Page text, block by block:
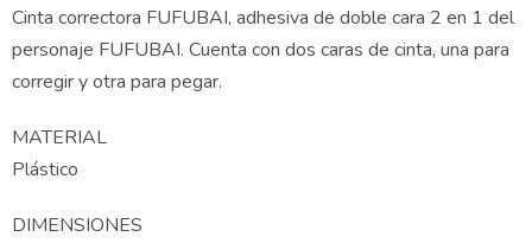
Cinta correctora FUFUBAI, adhesiva de doble cara 2 en 1 del
personaje FUFUBAI. Cuenta con dos caras de cinta, una para
corregir y otra para pegar.
MATERIAL
Plástico
DIMENSIONES